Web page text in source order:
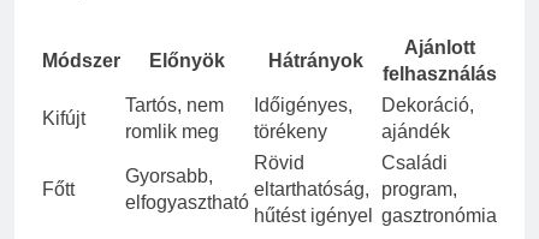
Módszer Előnyök Hátrányok
Ajánlott
felhasználás
Kifújt
Tartós, nem
romlik meg
Időigényes,
törékeny
Dekoráció,
ajándék
Főtt
Gyorsabb,
elfogyasztható
Rövid
eltarthatóság,
hűtést igényel
Családi
program,
gasztronómia